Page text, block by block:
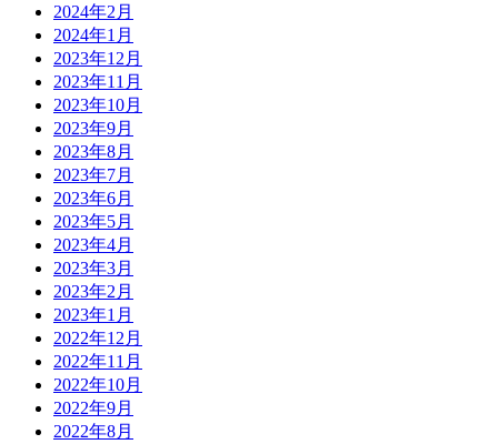
2024年2月
2024年1月
2023年12月
2023年11月
2023年10月
2023年9月
2023年8月
2023年7月
2023年6月
2023年5月
2023年4月
2023年3月
2023年2月
2023年1月
2022年12月
2022年11月
2022年10月
2022年9月
2022年8月